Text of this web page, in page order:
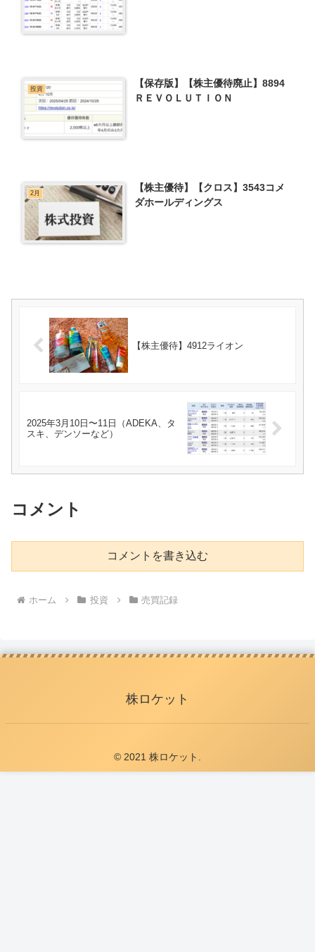
投資
【保存版】【株主優待廃止】8894
ＲＥＶＯＬＵＴＩＯＮ
2月
【株主優待】【クロス】3543コメ
ダホールディングス
【株主優待】4912ライオン
2025年3月10日〜11日（ADEKA、タ
スキ、デンソーなど）
コメント
コメントを書き込む
ホーム 投資 売買記録
株ロケット
© 2021 株ロケット.